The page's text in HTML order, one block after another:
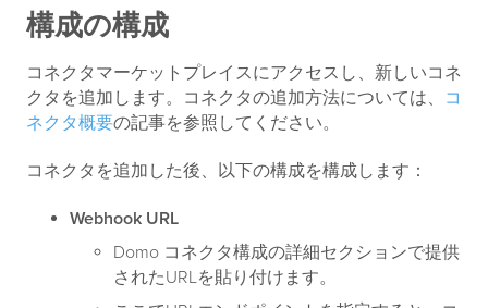
構成の構成
コネクタマーケットプレイスにアクセスし、新しいコネ
クタを追加します。コネクタの追加方法については、 コ
ネクタ概要の記事を参照してください。
コネクタを追加した後、以下の構成を構成します：
Webhook URL
Domo コネクタ構成の詳細セクションで提供
されたURLを貼り付けます。